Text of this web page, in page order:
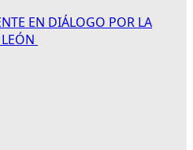
EN DIÁLOGO POR LA